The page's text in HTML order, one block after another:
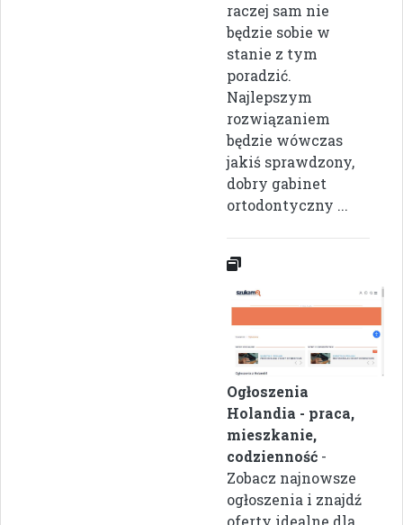
raczej sam nie
będzie sobie w
stanie z tym
poradzić.
Najlepszym
rozwiązaniem
będzie wówczas
jakiś sprawdzony,
dobry gabinet
ortodontyczny ...
Ogłoszenia
Holandia - praca,
mieszkanie,
codzienność -
Zobacz najnowsze
ogłoszenia i znajdź
oferty idealne dla